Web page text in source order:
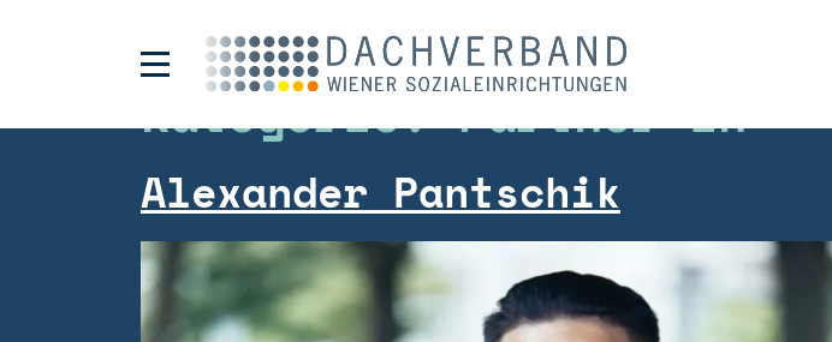
Kategorie:Partner*in
Alexander Pantschik